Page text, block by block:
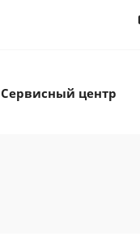
Сервисный центр